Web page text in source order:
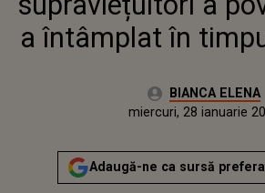
a întâmplat în
Autor:BIANCA ELENA
miercuri, 28 ianuarie 2026
Actualizat:
miercuri, 28 ianuarie
Adaugă-ne ca sursă